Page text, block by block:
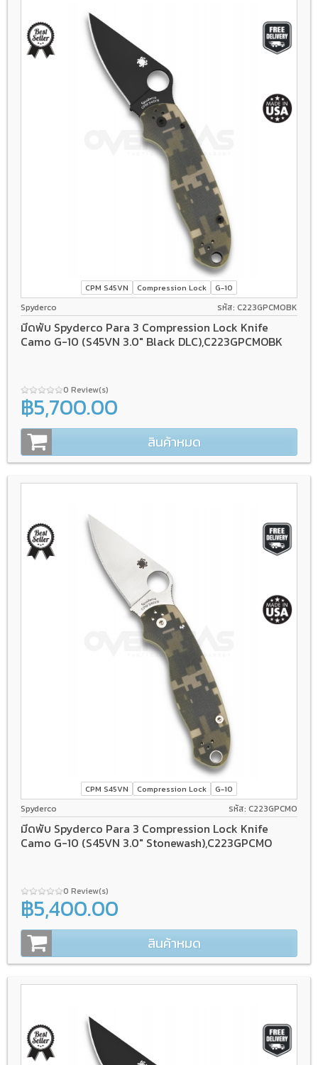
CPM S45VN Compression Lock G-10
Spyderco รหัส: C223GPCMOBK
มีดพับ Spyderco Para 3 Compression Lock Knife
Camo G-10 (S45VN 3.0" Black DLC),C223GPCMOBK
0 Review(s)
฿5,700.00
สินค้าหมด
CPM S45VN Compression Lock G-10
Spyderco รหัส: C223GPCMO
มีดพับ Spyderco Para 3 Compression Lock Knife
Camo G-10 (S45VN 3.0" Stonewash),C223GPCMO
0 Review(s)
฿5,400.00
สินค้าหมด